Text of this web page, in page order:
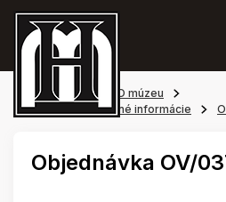
Hlavná stránka
O múzeu
Povinne zverejňované informácie
Objednávka OV/